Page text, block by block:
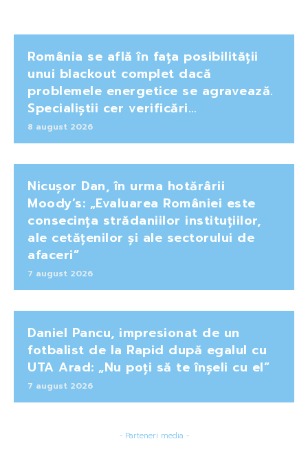
România se află în fața posibilității
unui blackout complet dacă
problemele energetice se agravează.
Specialiștii cer verificări…
8 august 2026
Nicușor Dan, în urma hotărârii
Moody’s: „Evaluarea României este
consecința strădaniilor instituțiilor,
ale cetățenilor și ale sectorului de
afaceri”
7 august 2026
Daniel Pancu, impresionat de un
fotbalist de la Rapid după egalul cu
UTA Arad: „Nu poți să te înșeli cu el”
7 august 2026
- Parteneri media -